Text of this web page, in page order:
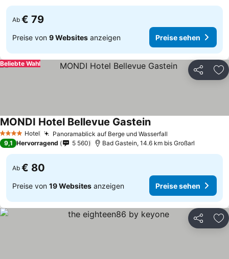
Ab € 79
Preise von 9 Websites anzeigen Preise sehen
Teilen
Beliebte Wahl
4 Sterne Hotel Panoramablick auf Berge und Wasserfall
MONDI Hotel Bellevue Gastein
9,1 Hervorragend 5 560 Bad Gastein, 14.6 km bis Großarl
Ab € 80
Preise von 19 Websites anzeigen Preise sehen
Teilen